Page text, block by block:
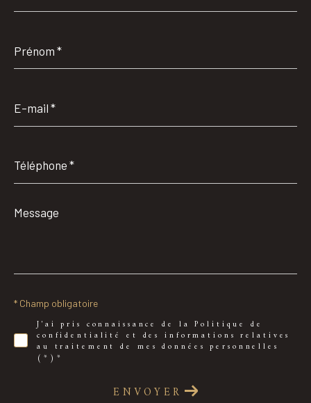
*
mail
*
Message
*
J'ai pris connaissance de la Politique de
confidentialité et des informations relatives
au traitement de mes données personnelles
(*)*
* Champ obligatoire
ENVOYER